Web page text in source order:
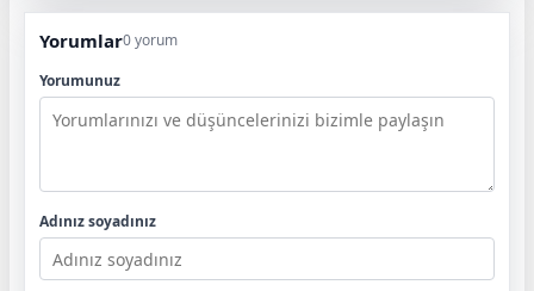
Yorumlar0 yorum
Yorumunuz
Adınız soyadınız